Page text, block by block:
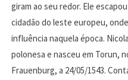
giram ao seu redor. Ele
cidadão do leste europeu,
influência naquela época.
polonesa e nasceu em Torun,
Frauenburg, a 24/05/1543.